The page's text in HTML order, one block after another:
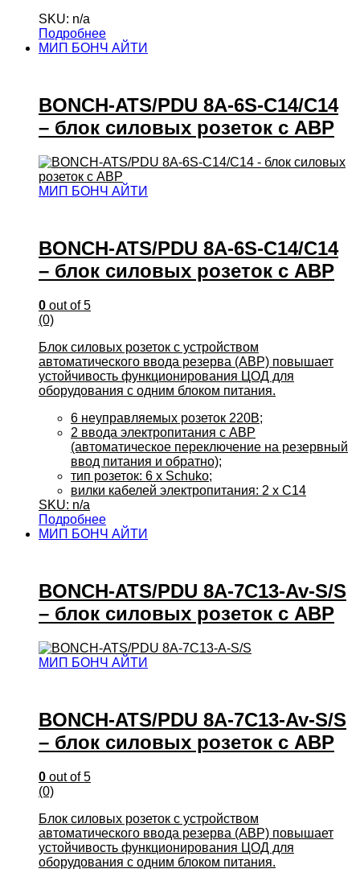
SKU: n/a
Подробнее
МИП БОНЧ АЙТИ
BONCH-ATS/PDU 8A-6S-C14/C14
– блок силовых розеток с АВР
МИП БОНЧ АЙТИ
BONCH-ATS/PDU 8A-6S-C14/C14
– блок силовых розеток с АВР
0 out of 5
(0)
Блок силовых розеток с устройством
автоматического ввода резерва (АВР) повышает
устойчивость функционирования ЦОД для
оборудования с одним блоком питания.
6 неуправляемых розеток 220В;
2 ввода электропитания с АВР
(автоматическое переключение на резервный
ввод питания и обратно);
тип розеток: 6 x Schuko;
вилки кабелей электропитания: 2 x C14
SKU: n/a
Подробнее
МИП БОНЧ АЙТИ
BONCH-ATS/PDU 8A-7С13-Av-S/S
– блок силовых розеток с АВР
МИП БОНЧ АЙТИ
BONCH-ATS/PDU 8A-7С13-Av-S/S
– блок силовых розеток с АВР
0 out of 5
(0)
Блок силовых розеток с устройством
автоматического ввода резерва (АВР) повышает
устойчивость функционирования ЦОД для
оборудования с одним блоком питания.